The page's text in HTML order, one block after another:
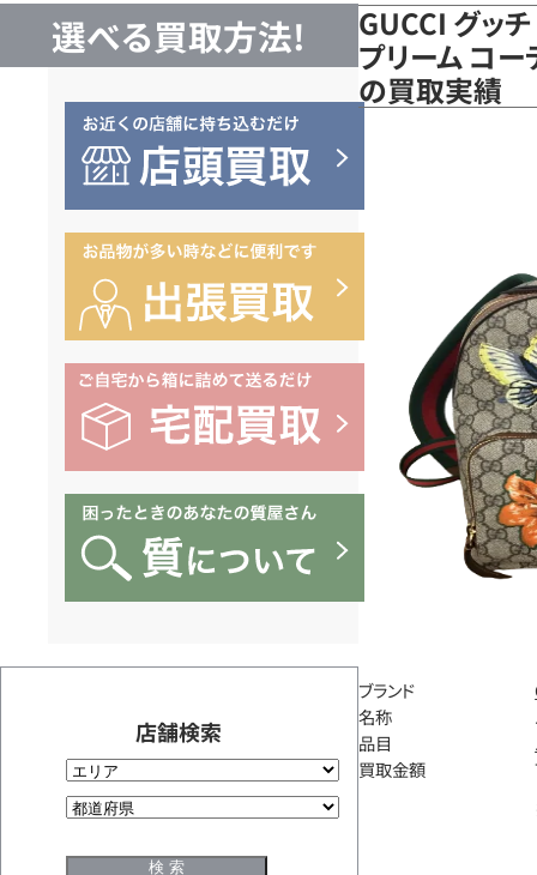
選べる買取方法!
店舗検索
GUCCI グッ
プリーム コ
の買取実績
ブランド
名称
品目
買取金額